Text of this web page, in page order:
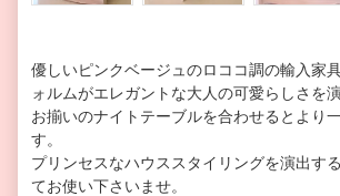
優しいピンクベージュのロココ調の輸入家
ォルムがエレガントな大人の可愛らしさを
お揃いのナイトテーブルを合わせるとより
す。
プリンセスなハウススタイリングを演出す
てお使い下さいませ。